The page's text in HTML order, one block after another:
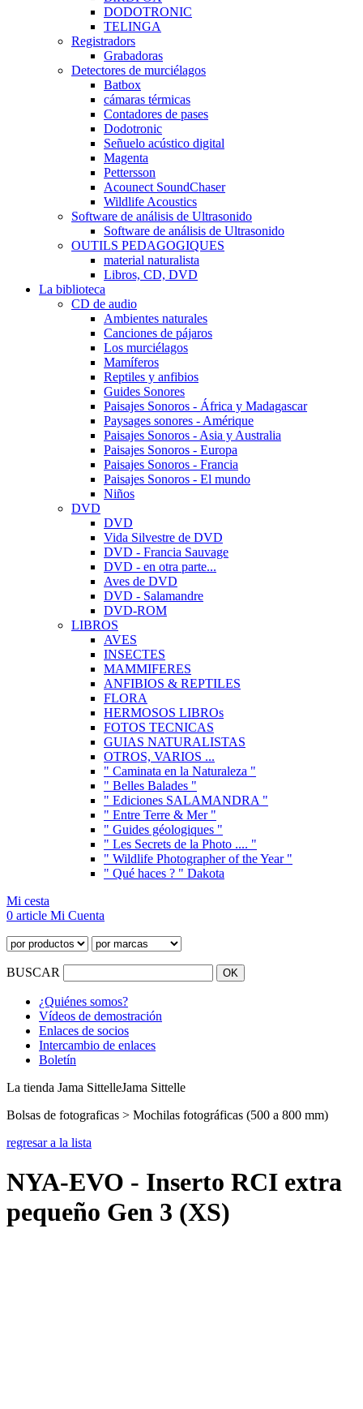
DODOTRONIC
TELINGA
Registradors
Grabadoras
Detectores de murciélagos
Batbox
cámaras térmicas
Contadores de pases
Dodotronic
Señuelo acústico digital
Magenta
Pettersson
Acounect SoundChaser
Wildlife Acoustics
Software de análisis de Ultrasonido
Software de análisis de Ultrasonido
OUTILS PEDAGOGIQUES
material naturalista
Libros, CD, DVD
La biblioteca
CD de audio
Ambientes naturales
Canciones de pájaros
Los murciélagos
Mamíferos
Reptiles y anfibios
Guides Sonores
Paisajes Sonoros - África y Madagascar
Paysages sonores - Amérique
Paisajes Sonoros - Asia y Australia
Paisajes Sonoros - Europa
Paisajes Sonoros - Francia
Paisajes Sonoros - El mundo
Niños
DVD
DVD
Vida Silvestre de DVD
DVD - Francia Sauvage
DVD - en otra parte...
Aves de DVD
DVD - Salamandre
DVD-ROM
LIBROS
AVES
INSECTES
MAMMIFERES
ANFIBIOS & REPTILES
FLORA
HERMOSOS LIBROs
FOTOS TECNICAS
GUIAS NATURALISTAS
OTROS, VARIOS ...
" Caminata en la Naturaleza "
" Belles Balades "
" Ediciones SALAMANDRA "
" Entre Terre & Mer "
" Guides géologiques "
" Les Secrets de la Photo .... "
" Wildlife Photographer of the Year "
" Qué haces ? " Dakota
Mi cesta
0 article Mi Cuenta
BUSCAR
¿Quiénes somos?
Vídeos de demostración
Enlaces de socios
Intercambio de enlaces
Boletín
La tienda Jama SittelleJama Sittelle
Bolsas de fotograficas > Mochilas fotográficas (500 a 800 mm)
regresar a la lista
NYA-EVO - Inserto RCI extra
pequeño Gen 3 (XS)